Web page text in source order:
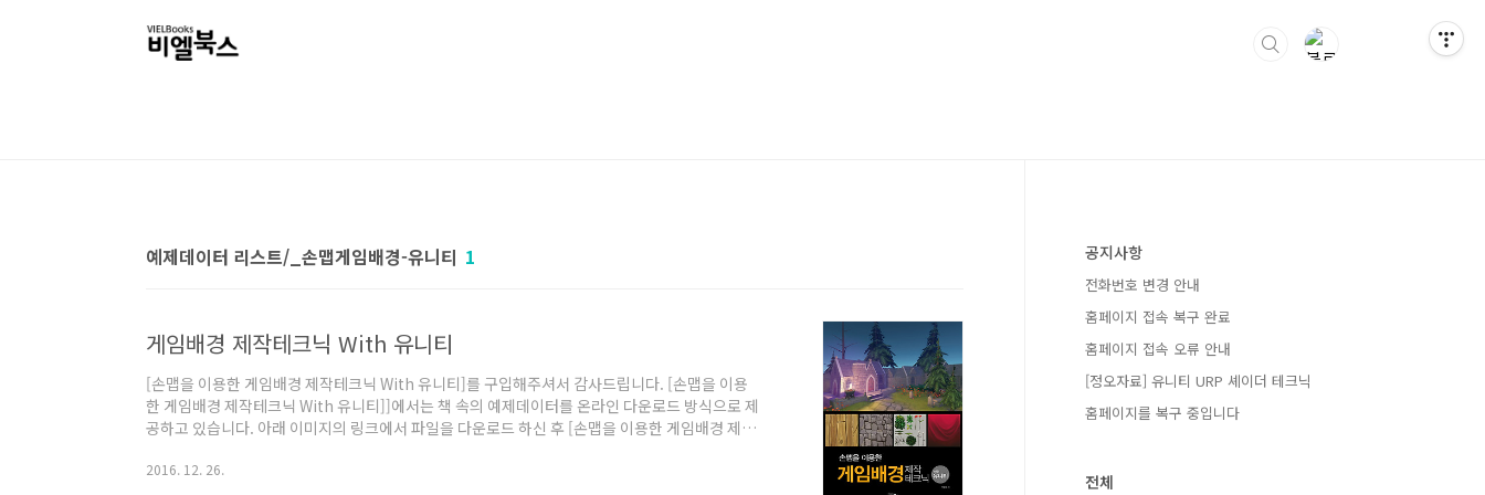
예제데이터 리스트/_손맵게임배경-유니티 1
게임배경 제작테크닉 With 유니티
[손맵을 이용한 게임배경 제작테크닉 With 유니티]를 구입해주셔서 감사드립니다. [손맵을 이용
한 게임배경 제작테크닉 With 유니티]]에서는 책 속의 예제데이터를 온라인 다운로드 방식으로 제
공하고 있습니다. 아래 이미지의 링크에서 파일을 다운로드 하신 후 [손맵을 이용한 게임배경 제작
1. 압축을 해제하실 때는 '반디집' 또는 '알집'을 이용해서 압축을 해제해주세요. 2. 맥OS에서는 압
2016. 12. 26.
공지사항
전화번호 변경 안내
홈페이지 접속 복구 완료
홈페이지 접속 오류 안내
[정오자료] 유니티 URP 셰이더 테크닉
홈페이지를 복구 중입니다
전체